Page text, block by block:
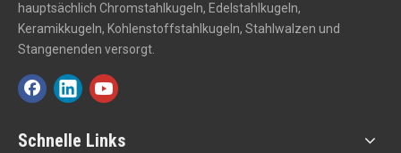
hauptsächlich Chromstahlkugeln, Edelstahlkugeln,
Keramikkugeln, Kohlenstoffstahlkugeln, Stahlwalzen und
Stangenenden versorgt.
Schnelle Links